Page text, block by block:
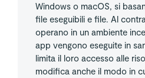
Windows o macOS, si
file eseguibili e file. Al
operano in un ambiente
app vengono eseguite in
limita il loro accesso alle
modifica anche il modo in